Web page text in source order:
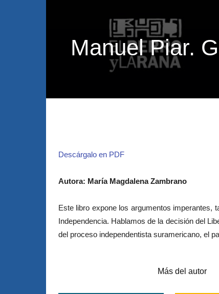
Manuel Piar.
Descárgalo en PDF
Autora: María Magdalena Zambrano
Este libro expone los argumentos imperantes,
Independencia. Hablamos de la decisión del
del proceso independentista suramericano, el
Más del autor